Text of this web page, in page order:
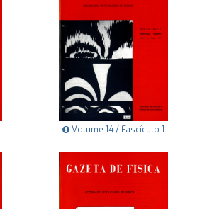
Volume 14 / Fascículo 1